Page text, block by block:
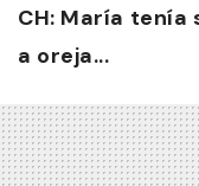
CH: María tenía
a oreja...